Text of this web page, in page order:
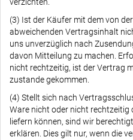
(3) Ist der Käufer mit dem von
abweichenden Vertragsinhalt
uns unverzüglich nach
davon Mitteilung zu machen.
nicht rechtzeitig, ist der Vertrag
zustande gekommen.
(4) Stellt sich nach
Ware nicht oder nicht rechtzeitig
liefern können, sind wir
erklären. Dies gilt nur, wenn die